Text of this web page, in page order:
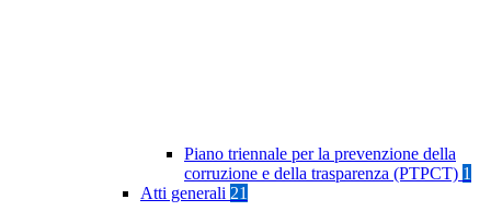
Piano triennale per la prevenzione della
corruzione e della trasparenza (PTPCT) 1
Atti generali 21